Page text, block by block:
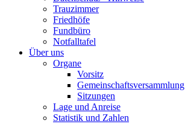
Trauzimmer
Friedhöfe
Fundbüro
Notfalltafel
Über uns
Organe
Vorsitz
Gemeinschaftsversammlung
Sitzungen
Lage und Anreise
Statistik und Zahlen